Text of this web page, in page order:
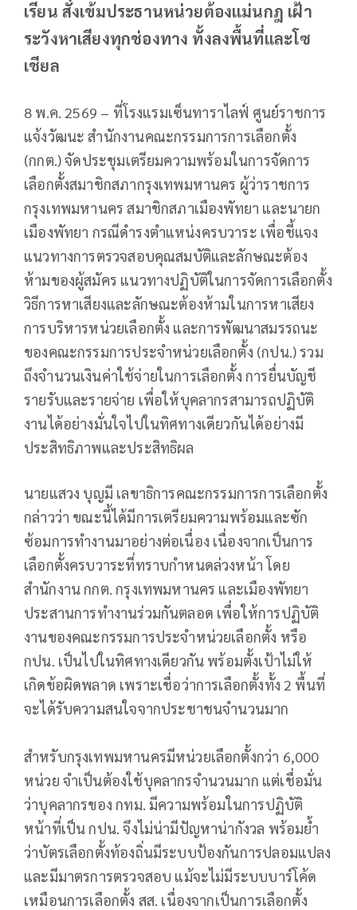
เรียน สั่งเข้มประธานหน่วยต้องแม่นกฎ เฝ้า
ระวังหาเสียงทุกช่องทาง ทั้งลงพื้นที่และโซ
เชียล
8 พ.ค. 2569 – ที่โรงแรมเซ็นทาราไลฟ์ ศูนย์ราชการ
แจ้งวัฒนะ สำนักงานคณะกรรมการการเลือกตั้ง
(กกต.) จัดประชุมเตรียมความพร้อมในการจัดการ
เลือกตั้งสมาชิกสภากรุงเทพมหานคร ผู้ว่าราชการ
กรุงเทพมหานคร สมาชิกสภาเมืองพัทยา และนายก
เมืองพัทยา กรณีดำรงตำแหน่งครบวาระ เพื่อชี้แจง
แนวทางการตรวจสอบคุณสมบัติและลักษณะต้อง
ห้ามของผู้สมัคร แนวทางปฏิบัติในการจัดการเลือกตั้ง
วิธีการหาเสียงและลักษณะต้องห้ามในการหาเสียง
การบริหารหน่วยเลือกตั้ง และการพัฒนาสมรรถนะ
ของคณะกรรมการประจำหน่วยเลือกตั้ง (กปน.) รวม
ถึงจำนวนเงินค่าใช้จ่ายในการเลือกตั้ง การยื่นบัญชี
รายรับและรายจ่าย เพื่อให้บุคลากรสามารถปฏิบัติ
งานได้อย่างมั่นใจไปในทิศทางเดียวกันได้อย่างมี
ประสิทธิภาพและประสิทธิผล
นายแสวง บุญมี เลขาธิการคณะกรรมการการเลือกตั้ง
กล่าวว่า ขณะนี้ได้มีการเตรียมความพร้อมและซัก
ซ้อมการทำงานมาอย่างต่อเนื่อง เนื่องจากเป็นการ
เลือกตั้งครบวาระที่ทราบกำหนดล่วงหน้า โดย
สำนักงาน กกต. กรุงเทพมหานคร และเมืองพัทยา
ประสานการทำงานร่วมกันตลอด เพื่อให้การปฏิบัติ
งานของคณะกรรมการประจำหน่วยเลือกตั้ง หรือ
กปน. เป็นไปในทิศทางเดียวกัน พร้อมตั้งเป้าไม่ให้
เกิดข้อผิดพลาด เพราะเชื่อว่าการเลือกตั้งทั้ง 2 พื้นที่
จะได้รับความสนใจจากประชาชนจำนวนมาก
สำหรับกรุงเทพมหานครมีหน่วยเลือกตั้งกว่า 6,000
หน่วย จำเป็นต้องใช้บุคลากรจำนวนมาก แต่เชื่อมั่น
ว่าบุคลากรของ กทม. มีความพร้อมในการปฏิบัติ
หน้าที่เป็น กปน. จึงไม่น่ามีปัญหาน่ากังวล พร้อมย้ำ
ว่าบัตรเลือกตั้งท้องถิ่นมีระบบป้องกันการปลอมแปลง
และมีมาตรการตรวจสอบ แม้จะไม่มีระบบบาร์โค้ด
เหมือนการเลือกตั้ง สส. เนื่องจากเป็นการเลือกตั้ง